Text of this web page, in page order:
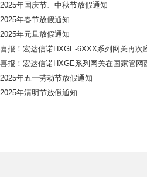
2025年国庆节、中秋节放假通知
2025年春节放假通知
2025年元旦放假通知
喜报！宏达信诺HXGE-6XXX系列网关再次
喜报！宏达信诺HXGE系列网关在国家管网
2025年五一劳动节放假通知
2025年清明节放假通知